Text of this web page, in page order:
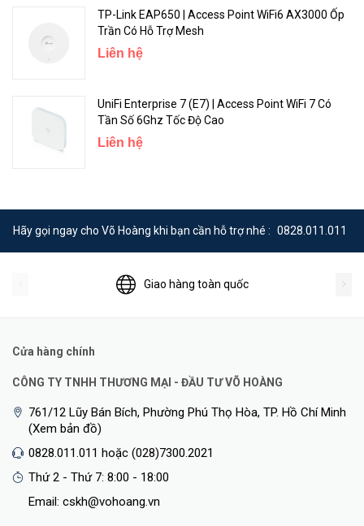
TP-Link EAP650 | Access Point WiFi6 AX3000 Ốp
Trần Có Hỗ Trợ Mesh
Liên hệ
UniFi Enterprise 7 (E7) | Access Point WiFi 7 Có
Tần Số 6Ghz Tốc Độ Cao
Liên hệ
Hãy gọi ngay cho Võ Hoàng khi bạn cần hỗ trợ nhé : 0828.011.011
Giao hàng toàn quốc
Cửa hàng chính
CÔNG TY TNHH THƯƠNG MẠI - ĐẦU TƯ VÕ HOÀNG
761/12 Lũy Bán Bích, Phường Phú Thọ Hòa, TP. Hồ Chí Minh
(Xem bản đồ)
0828.011.011 hoặc (028)7300.2021
Thứ 2 - Thứ 7: 8:00 - 18:00
Email: cskh@vohoang.vn